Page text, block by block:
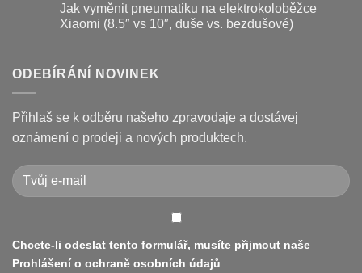
na
koloběžce
poruchy
koloběžek
Kugoo
opravit
textu
s
displeje
Xiaomi
Pro
a
jak
je
Jak vyměnit pneumatiku na elektrokoloběžce
Xiaomi (8.5″ vs 10″, duše vs. bezdušové)
textu
s
vyměnit
pneumatiku
na
elektrokoloběžce
(8.5″
vs
10″,
duše
ODEBÍRÁNÍ NOVINEK
Přihlaš se k odběru našeho zpravodaje a dostávej
oznámení o prodeji a nových produktech.
Chcete-li odeslat tento formulář, musíte přijmout naše
Prohlášení o ochraně osobních údajů